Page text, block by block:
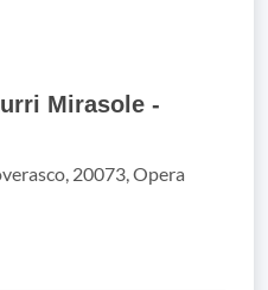
Mirasole -
20073, Opera